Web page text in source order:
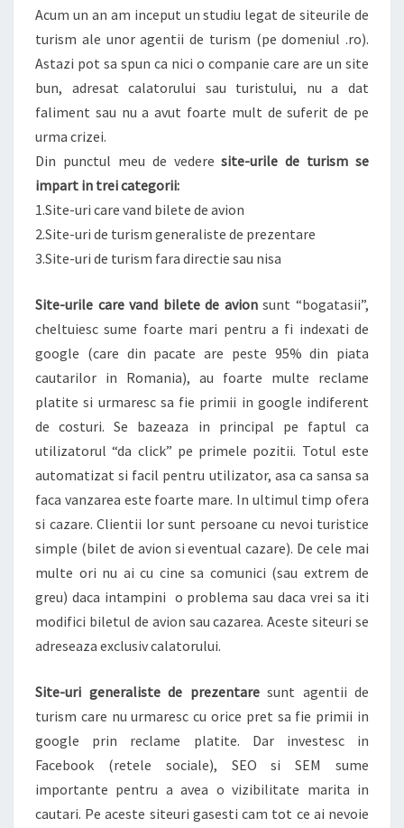
Acum un an am inceput un studiu legat de siteurile de
turism ale unor agentii de turism (pe domeniul .ro).
Astazi pot sa spun ca nici o companie care are un site
bun, adresat calatorului sau turistului, nu a dat
faliment sau nu a avut foarte mult de suferit de pe
urma crizei.
Din punctul meu de vederesite-urile de turism se
impart in trei categorii:
1.Site-uri care vand bilete de avion
2.Site-uri de turism generaliste de prezentare
3.Site-uri de turism fara directie sau nisa
Site-urile care vand bilete de avionsunt “bogatasii”,
cheltuiesc sume foarte mari pentru a fi indexati de
google (care din pacate are peste 95% din piata
cautarilor in Romania), au foarte multe reclame
platite si urmaresc sa fie primii in google indiferent
de costuri. Se bazeaza in principal pe faptul ca
utilizatorul “da click” pe primele pozitii. Totul este
automatizat si facil pentru utilizator, asa ca sansa sa
faca vanzarea este foarte mare. In ultimul timp ofera
si cazare. Clientii lor sunt persoane cu nevoi turistice
simple (bilet de avion si eventual cazare). De cele mai
multe ori nu ai cu cine sa comunici (sau extrem de
greu) daca intampini o problema sau daca vrei sa iti
modifici biletul de avion sau cazarea. Aceste siteuri se
adreseaza exclusiv calatorului.
Site-uri generaliste de prezentaresunt agentii de
turism care nu urmaresc cu orice pret sa fie primii in
google prin reclame platite. Dar investesc in
Facebook (retele sociale), SEO si SEM sume
importante pentru a avea o vizibilitate marita in
cautari. Pe aceste siteuri gasesti cam tot ce ai nevoie